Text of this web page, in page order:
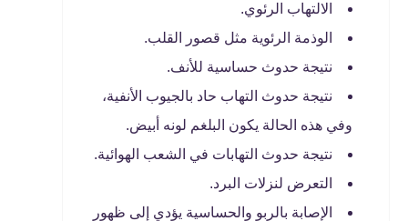
الالتهاب الرئوي.
الوذمة الرئوية مثل قصور القلب.
نتيجة حدوث حساسية للأنف.
نتيجة حدوث التهاب حاد بالجيوب الأنفية،
وفي هذه الحالة يكون البلغم لونه أبيض.
نتيجة حدوث التهابات في الشعب الهوائية.
التعرض لنزلات البرد.
الإصابة بالربو والحساسية يؤدي إلى ظهور